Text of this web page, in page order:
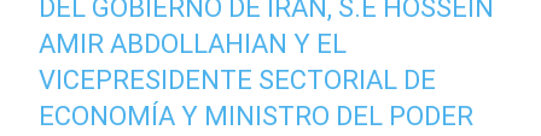
DEL GOBIERNO DE IRÁN, S.E HOSSEIN
AMIR ABDOLLAHIAN Y EL
VICEPRESIDENTE SECTORIAL DE
ECONOMÍA Y MINISTRO DEL PODER